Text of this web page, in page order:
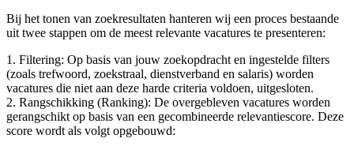
Bij het tonen van zoekresultaten hanteren wij een proces bestaande
uit twee stappen om de meest relevante vacatures te presenteren:
1. Filtering: Op basis van jouw zoekopdracht en ingestelde filters
(zoals trefwoord, zoekstraal, dienstverband en salaris) worden
vacatures die niet aan deze harde criteria voldoen, uitgesloten.
2. Rangschikking (Ranking): De overgebleven vacatures worden
gerangschikt op basis van een gecombineerde relevantiescore. Deze
score wordt als volgt opgebouwd: